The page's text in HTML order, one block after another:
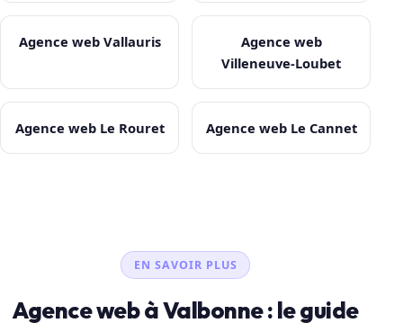
Agence web Vallauris
Agence web
Villeneuve-Loubet
Agence web Le Rouret Agence web Le Cannet
EN SAVOIR PLUS
Agence web à Valbonne : le guide